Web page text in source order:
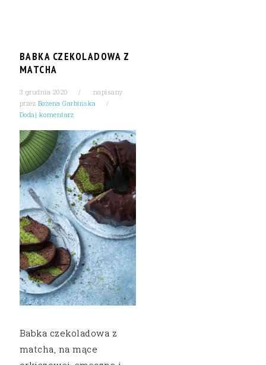
BABKA CZEKOLADOWA Z
MATCHA
3 grudnia 2020
napisany
przez Bożena Garbińska
Dodaj komentarz
Babka czekoladowa z
matcha, na mące